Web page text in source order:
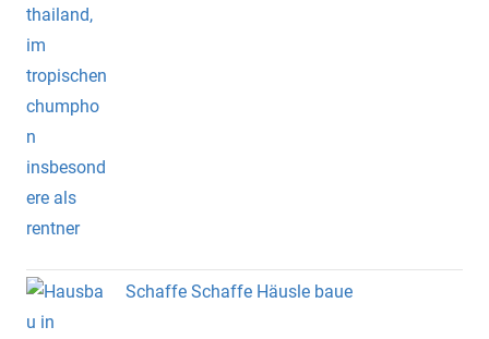
Schaffe Schaffe Häusle baue